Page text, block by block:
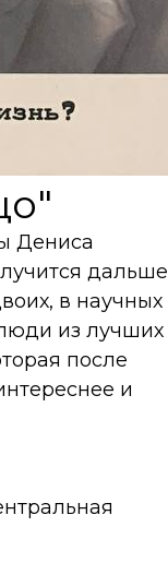
Дениса
дальше
в научных
из лучших
после
и